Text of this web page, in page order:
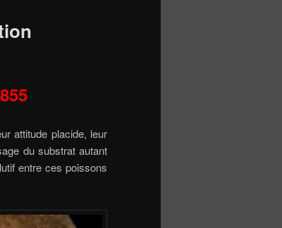
attitude placide, leur
du substrat autant
entre ces poissons